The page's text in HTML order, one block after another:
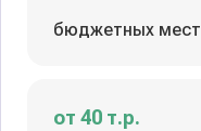
бюджетных мест
от 40 т.р.